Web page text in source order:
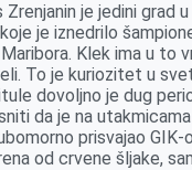
Zrenjanin je jedini grad
je iznedrilo
Klek ima u to
To je kuriozitet u
dovoljno je dug
da je na
prisvajao
od crvene šljake,